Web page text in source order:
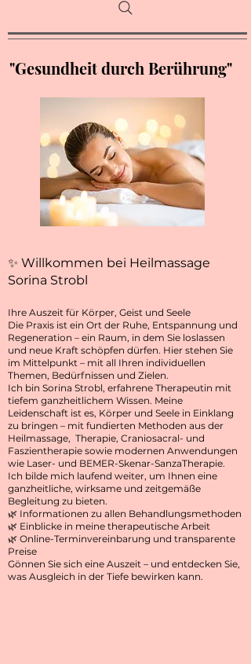
"Gesundheit durch Berührung"
✨ Willkommen bei Heilmassage
Sorina Strobl
Ihre Auszeit für Körper, Geist und Seele
Die Praxis ist ein Ort der Ruhe, Entspannung und
Regeneration – ein Raum, in dem Sie loslassen
und neue Kraft schöpfen dürfen. Hier stehen Sie
im Mittelpunkt – mit all Ihren individuellen
Themen, Bedürfnissen und Zielen.
Ich bin Sorina Strobl, erfahrene Therapeutin mit
tiefem ganzheitlichem Wissen. Meine
Leidenschaft ist es, Körper und Seele in Einklang
zu bringen – mit fundierten Methoden aus der
Heilmassage, Therapie, Craniosacral- und
Faszientherapie sowie modernen Anwendungen
wie Laser- und BEMER-Skenar-SanzaTherapie.
Ich bilde mich laufend weiter, um Ihnen eine
ganzheitliche, wirksame und zeitgemäße
Begleitung zu bieten.
🌿 Informationen zu allen Behandlungsmethoden
🌿 Einblicke in meine therapeutische Arbeit
🌿 Online-Terminvereinbarung und transparente
Preise
Gönnen Sie sich eine Auszeit – und entdecken Sie,
was Ausgleich in der Tiefe bewirken kann.